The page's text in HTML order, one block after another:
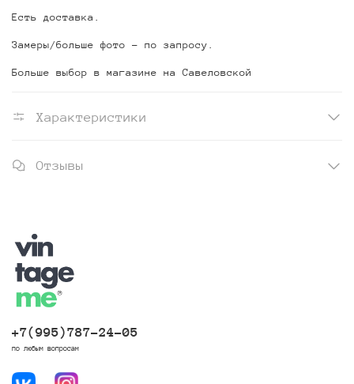
Есть доставка.
Замеры/больше фото - по запросу.
Больше выбор в магазине на Савеловской
Характеристики
Отзывы
+7(995)787-24-05
по любым вопросам